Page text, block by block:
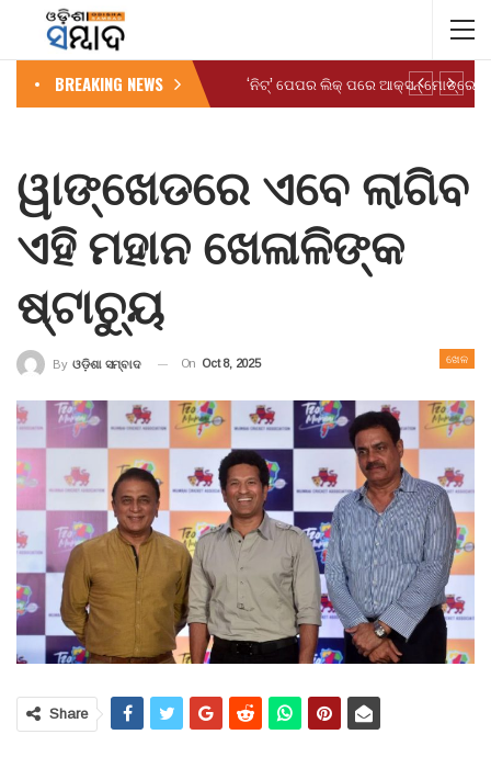
BREAKING NEWS
ୱାଙ୍ଖେଡରେ ଏବେ ଲାଗିବ
ଏହି ମହାନ ଖେଳାଳିଙ୍କ
ଷ୍ଟାଚ୍ୟୁ
ଖେଳ
By ଓଡ଼ିଶା ସମ୍ବାଦ On Oct 8, 2025
Share